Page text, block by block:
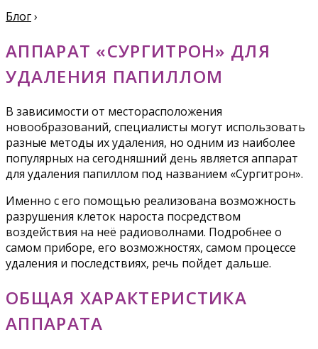
Блог›
АППАРАТ «СУРГИТРОН» ДЛЯ
УДАЛЕНИЯ ПАПИЛЛОМ
В зависимости от месторасположения
новообразований, специалисты могут использовать
разные методы их удаления, но одним из наиболее
популярных на сегодняшний день является аппарат
для удаления папиллом под названием «Сургитрон».
Именно с его помощью реализована возможность
разрушения клеток нароста посредством
воздействия на неё радиоволнами. Подробнее о
самом приборе, его возможностях, самом процессе
удаления и последствиях, речь пойдет дальше.
ОБЩАЯ ХАРАКТЕРИСТИКА
АППАРАТА